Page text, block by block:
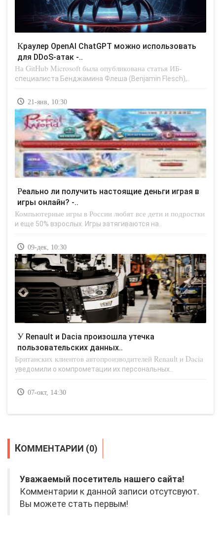
Краулер OpenAI ChatGPT можно использовать
для DDoS-атак -..
На GitHub Microsoft была опубликована статья ИБ-
специалиста Бенджамина Флеша (Benjamin Flesch),..
21-янв, 10:30
Реально ли получить настоящие деньги играя в
игры онлайн? -..
Компьютерные игры в России любят все дети и подростки
и еще 50% взрослых. Игры затягиваются на..
09-дек, 10:30
У Renault и Dacia произошла утечка
пользовательских данных..
Британских клиентов автопроизводителей Renault и Dacia
уведомили о компрометации их персональных..
07-окт, 14:30
КОММЕНТАРИИ (0)
Уважаемый посетитель нашего сайта!
Комментарии к данной записи отсутсвуют.
Вы можете стать первым!